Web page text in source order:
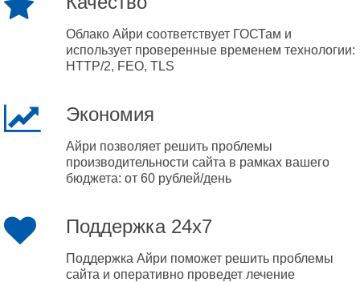
Облако Айри соответствует ГОСТам и
использует проверенные временем технологии:
HTTP/2, FEO, TLS
Экономия
Айри позволяет решить проблемы
производительности сайта в рамках вашего
бюджета: от 60 рублей/день
Поддержка 24x7
Поддержка Айри поможет решить проблемы
сайта и оперативно проведет лечение